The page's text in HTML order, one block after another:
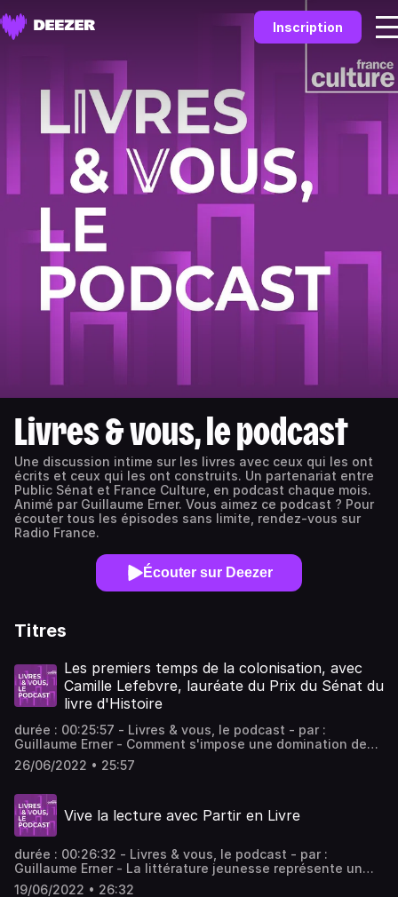
Inscription
Livres & vous, le podcast
Une discussion intime sur les livres avec ceux qui les ont
écrits et ceux qui les ont construits. Un partenariat entre
Public Sénat et France Culture, en podcast chaque mois.
Animé par Guillaume Erner. Vous aimez ce podcast ? Pour
écouter tous les épisodes sans limite, rendez-vous sur
Radio France.
Écouter sur Deezer
Titres
Les premiers temps de la colonisation, avec
Camille Lefebvre, lauréate du Prix du Sénat du
livre d'Histoire
durée : 00:25:57 - Livres & vous, le podcast - par :
Guillaume Erner - Comment s'impose une domination de
type colonial ? Camille Lefebvre, lauréate du 20e Prix du
Sénat du livre d’Histoire, revient sur les objectifs qui
Afrique au début du XXe siècle. - invités : Jean-Noël
Jeanneney Historien, homme politique et homme de radio
français; Camille Lefebvre historienne, directrice de
l'ERC Langarchiv et membre de l'Institut des mondes
africains.
26/06/2022 • 25:57
Vive la lecture avec Partir en Livre
durée : 00:26:32 - Livres & vous, le podcast - par :
Guillaume Erner - La littérature jeunesse représente un
quart des ventes du monde de l’édition. Et des milliers
19/06/2022 • 26:32